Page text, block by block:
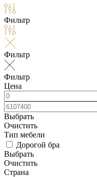
Фильтр
Фильтр
Фильтр
Цена
Выбрать
Очистить
Тип мебели
Дорогой бра
Выбрать
Очистить
Страна